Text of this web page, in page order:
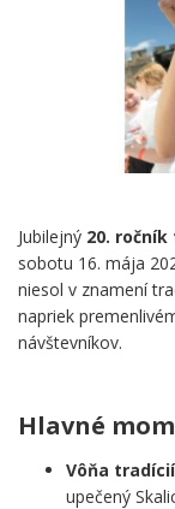
Jubilejný 20.
sobotu 16. mája
niesol v znamení
napriek
návštevníkov.
Hlavné
Vôňa tradícií
upečený